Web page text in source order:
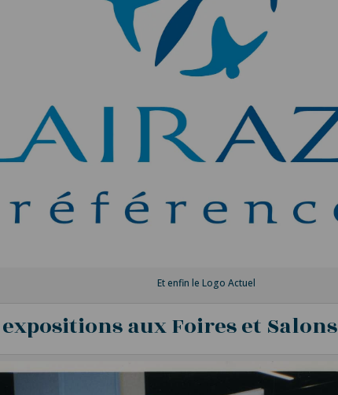
Et enfin le Logo Actuel
aux Foires et Salons